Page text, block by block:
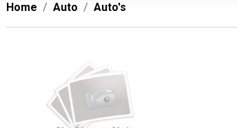
Home Auto Auto's